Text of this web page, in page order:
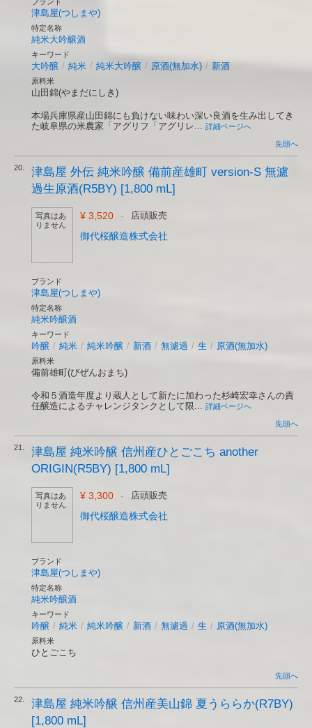
津島屋(つしまや)
特定名称
純米大吟醸酒
キーワード
大吟醸 / 純米 / 純米大吟醸 / 原酒(無加水) / 新酒
原料米
山田錦(やまだにしき)
本場兵庫県産山田錦にも負けない味わい深い良酒を生み出してき
た岐阜県の米農家「アグリフ「アグリレ... 詳細ページへ
先頭へ
20.
津島屋 外伝 純米吟醸 備前産雄町 version-S 無濾
過生原酒(R5BY) [1,800 mL]
写真はあ
りません
¥ 3,520 - 店頭販売
御代桜醸造株式会社
ブランド
津島屋(つしまや)
特定名称
純米吟醸酒
キーワード
吟醸 / 純米 / 純米吟醸 / 新酒 / 無濾過 / 生 / 原酒(無加水)
原料米
備前雄町(びぜんおまち)
令和５酒造年度より蔵人として新たに加わった杉崎宏幸さんの責
任醸造によるチャレンジタンクとして限... 詳細ページへ
先頭へ
21.
津島屋 純米吟醸 信州産ひとごこち another
ORIGIN(R5BY) [1,800 mL]
写真はあ
りません
¥ 3,300 - 店頭販売
御代桜醸造株式会社
ブランド
津島屋(つしまや)
特定名称
純米吟醸酒
キーワード
吟醸 / 純米 / 純米吟醸 / 新酒 / 無濾過 / 生 / 原酒(無加水)
原料米
ひとごこち
先頭へ
22.
津島屋 純米吟醸 信州産美山錦 夏うららか(R7BY)
[1,800 mL]